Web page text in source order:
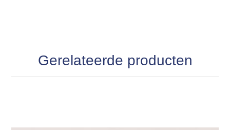
Gerelateerde producten